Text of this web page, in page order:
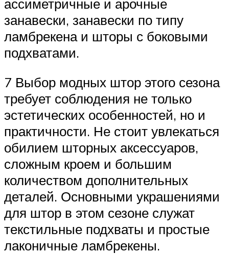
ассиметричные и арочные
занавески, занавески по типу
ламбрекена и шторы с боковыми
подхватами.
7 Выбор модных штор этого сезона
требует соблюдения не только
эстетических особенностей, но и
практичности. Не стоит увлекаться
обилием шторных аксессуаров,
сложным кроем и большим
количеством дополнительных
деталей. Основными украшениями
для штор в этом сезоне служат
текстильные подхваты и простые
лаконичные ламбрекены.